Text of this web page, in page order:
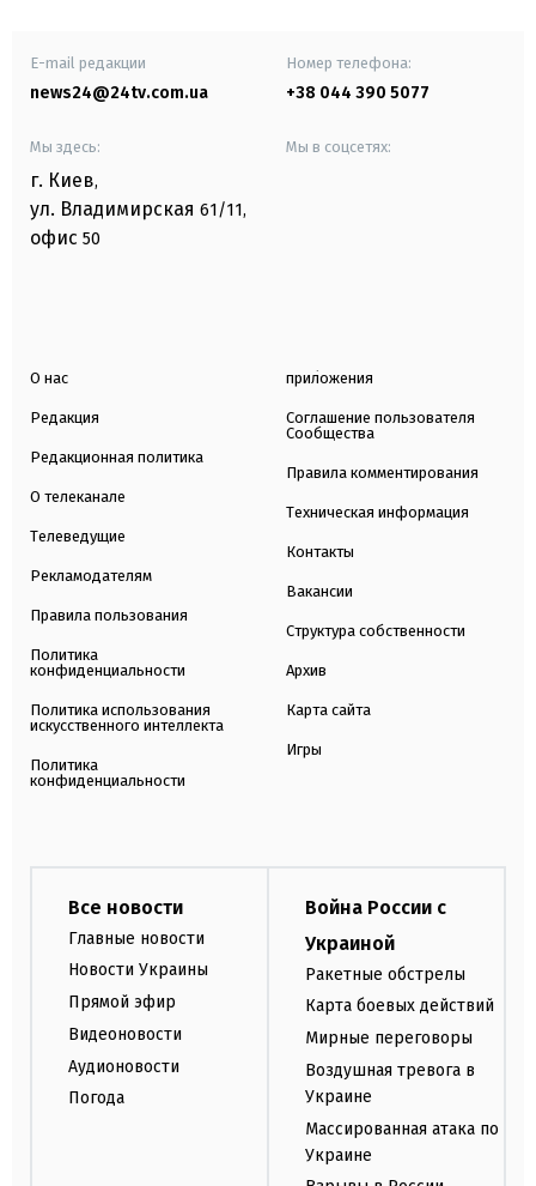
E-mail редакции
news24@24tv.com.ua
Номер телефона:
+38 044 390 5077
Мы здесь:
г. Киев,
ул. Владимирская 61/11,
офис 50
Мы в соцсетях:
О нас
Редакция
Редакционная политика
О телеканале
Телеведущие
Рекламодателям
Правила пользования
Политика
конфиденциальности
Политика использования
искусственного интеллекта
Политика
конфиденциальности
приложения
Соглашение пользователя
Сообщества
Правила комментирования
Техническая информация
Контакты
Вакансии
Структура собственности
Архив
Карта сайта
Игры
Все новости
Главные новости
Новости Украины
Прямой эфир
Видеоновости
Аудионовости
Погода
Война России с
Украиной
Ракетные обстрелы
Карта боевых действий
Мирные переговоры
Воздушная тревога в
Украине
Массированная атака по
Украине